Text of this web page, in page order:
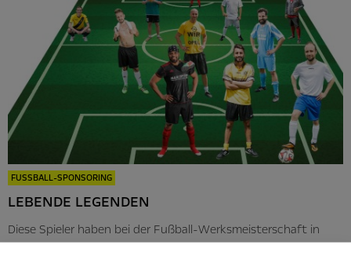
FUSSBALL-SPONSORING
LEBENDE LEGENDEN
Diese Spieler haben bei der Fußball-Werksmeisterschaft in